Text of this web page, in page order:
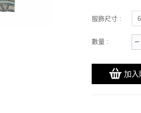
服飾尺寸 :
數量 :
加入